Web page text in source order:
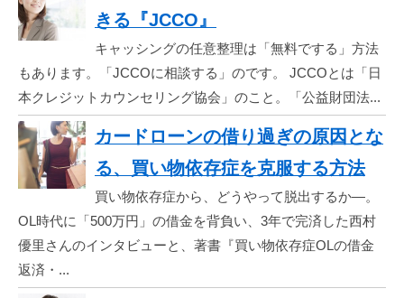
きる『JCCO』
キャッシングの任意整理は「無料でする」方法
もあります。「JCCOに相談する」のです。 JCCOとは「日
本クレジットカウンセリング協会」のこと。「公益財団法...
カードローンの借り過ぎの原因とな
る、買い物依存症を克服する方法
買い物依存症から、どうやって脱出するか―。
OL時代に「500万円」の借金を背負い、3年で完済した西村
優里さんのインタビューと、著書『買い物依存症OLの借金
返済・...